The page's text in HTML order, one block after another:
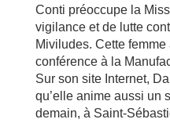
Conti préoccupe la
vigilance et de lutte
Miviludes. Cette
conférence à la
Sur son site Internet,
qu’elle anime aussi un
demain, à Saint-